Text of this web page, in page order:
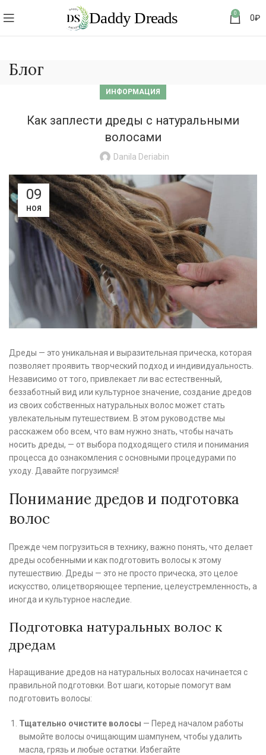
0 0₽
Блог
ИНФОРМАЦИЯ
Как заплести дреды с натуральными
волосами
Danila Deriabin
09
НОЯ
Дреды — это уникальная и выразительная прическа, которая
позволяет проявить творческий подход и индивидуальность.
Независимо от того, привлекает ли вас естественный,
беззаботный вид или культурное значение, создание дредов
из своих собственных натуральных волос может стать
увлекательным путешествием. В этом руководстве мы
расскажем обо всем, что вам нужно знать, чтобы начать
носить дреды, — от выбора подходящего стиля и понимания
процесса до ознакомления с основными процедурами по
уходу. Давайте погрузимся!
Понимание дредов и подготовка
волос
Прежде чем погрузиться в технику, важно понять, что делает
дреды особенными и как подготовить волосы к этому
путешествию. Дреды — это не просто прическа, это целое
искусство, олицетворяющее терпение, целеустремленность, а
иногда и культурное наследие.
Подготовка натуральных волос к
дредам
Наращивание дредов на натуральных волосах начинается с
правильной подготовки. Вот шаги, которые помогут вам
подготовить волосы:
Тщательно очистите волосы — Перед началом работы
вымойте волосы очищающим шампунем, чтобы удалить
масла, грязь и любые остатки. Избегайте